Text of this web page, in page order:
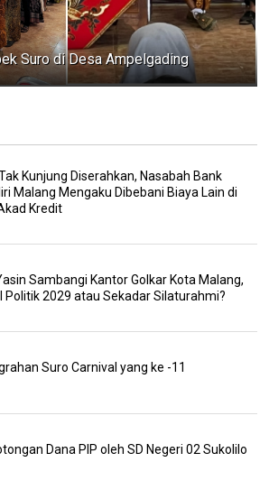
Suro di Desa Ampelgading
Kunjung Diserahkan, Nasabah Bank
Malang Mengaku Dibebani Biaya Lain di
Kredit
Sambangi Kantor Golkar Kota Malang,
Politik 2029 atau Sekadar Silaturahmi?
Suro Carnival yang ke -11
Dana PIP oleh SD Negeri 02 Sukolilo